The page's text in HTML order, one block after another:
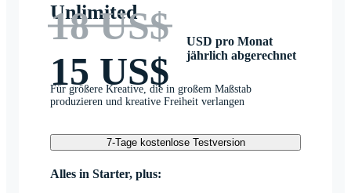
Unlimited
18 US$
15 US$
USD pro Monat
jährlich abgerechnet
Für größere Kreative, die in großem Maßstab
produzieren und kreative Freiheit verlangen
7-Tage kostenlose Testversion
Alles in Starter, plus: